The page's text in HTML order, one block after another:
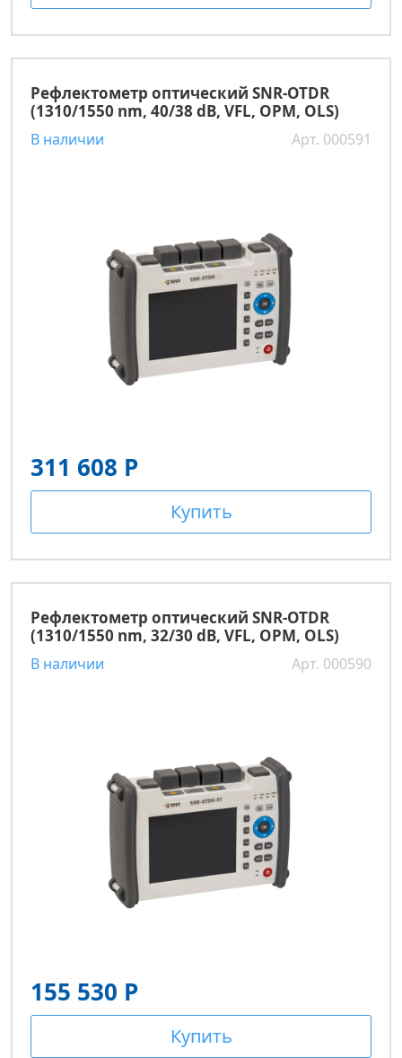
Рефлектометр оптический SNR-OTDR
(1310/1550 nm, 40/38 dB, VFL, OPM, OLS)
В наличии Арт. 000591
311 608 Р
Купить
Рефлектометр оптический SNR-OTDR
(1310/1550 nm, 32/30 dB, VFL, OPM, OLS)
В наличии Арт. 000590
155 530 Р
Купить